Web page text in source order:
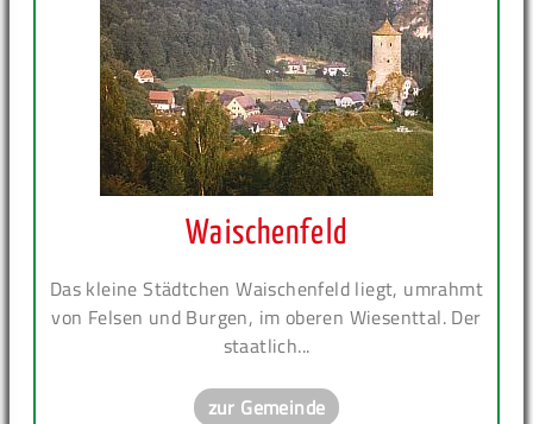
Waischenfeld
Das kleine Städtchen Waischenfeld liegt, umrahmt
von Felsen und Burgen, im oberen Wiesenttal. Der
staatlich...
zur Gemeinde